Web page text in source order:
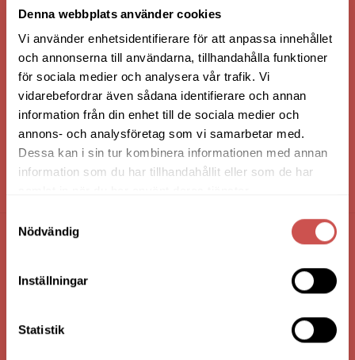
Denna webbplats använder cookies
Vi använder enhetsidentifierare för att anpassa innehållet
och annonserna till användarna, tillhandahålla funktioner
för sociala medier och analysera vår trafik. Vi
vidarebefordrar även sådana identifierare och annan
information från din enhet till de sociala medier och
annons- och analysföretag som vi samarbetar med.
Dessa kan i sin tur kombinera informationen med annan
information som du har tillhandahållit eller som de har
Nödvändig
Inställningar
Statistik
Nilssons Möbler i Lammhult
363 44 Lammhult